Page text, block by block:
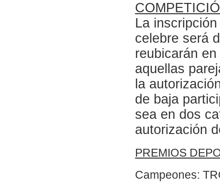
La
celebre será
reubicarán
aquellas
la
de baja
sea en dos
autorización
PREMIOS
Campeones: